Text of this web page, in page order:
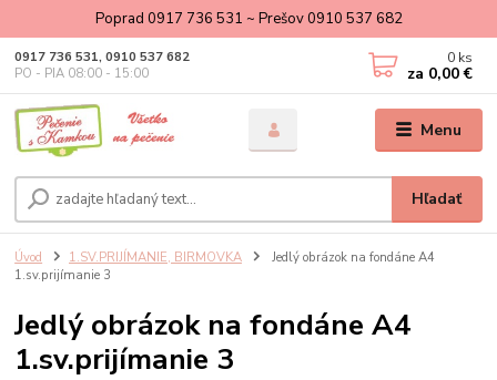
Poprad 0917 736 531 ~ Prešov 0910 537 682
Menu
Hľadať
0917 736 531, 0910 537 682
PO - PIA 08:00 - 15:00
0 ks
za 0,00 €
Úvod 1.SV.PRIJÍMANIE, BIRMOVKA
Jedlý obrázok na fondáne A4
1.sv.prijímanie 3
Jedlý obrázok na fondáne A4
1.sv.prijímanie 3